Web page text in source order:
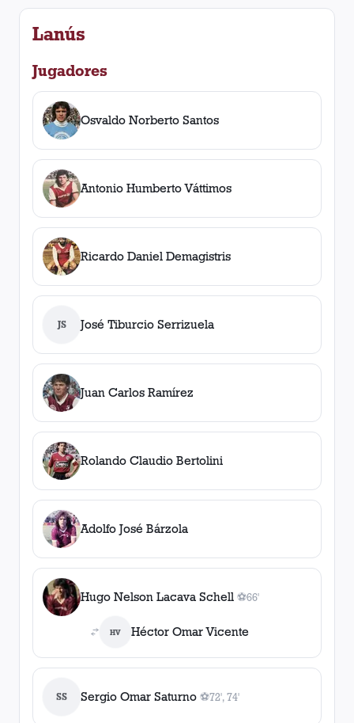
Lanús
Jugadores
Osvaldo Norberto Santos
Antonio Humberto Váttimos
Ricardo Daniel Demagistris
JS José Tiburcio Serrizuela
Juan Carlos Ramírez
Rolando Claudio Bertolini
Adolfo José Bárzola
Hugo Nelson Lacava Schell ⚽
1gol
66'
HV Héctor Omar Vicente
SS Sergio Omar Saturno ⚽
2gol es , 72', 74'
72', 74'